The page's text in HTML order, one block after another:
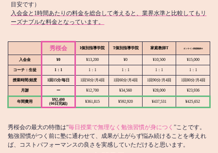
目安です）
入会金と1時間あたりの料金を総合して考えると、業界水準と比較してもリ
ーズナブルな料金となっています。
秀桜会 I個別指導学院 T個別指導学院 家庭教師T オンライン家庭教師M
入会金 ¥0 ¥13,200 ¥0 ¥10,500 ¥15,000
コーチ：生徒 1：1 1：1 1：1 1：1 1：1
授業時間/頻度 1回15分/毎日 1回50分/月4回 1回60分/月4回 1回90分/月4回 1回80分/月4回
月謝 ー ¥12,700 ¥34,560 ¥28,000 ¥23,936
年間費用
¥92,400
(66日完結)
¥361,815 ¥592,920 ¥437,531 ¥425,652
秀桜会の最大の特徴は“毎日授業で無理なく勉強習慣が身につく ”ことです。
勉強習慣がつく前に塾に通わせて、成果が上がらず悩み続けることを考えれ
ば、コストパフォーマンスの良さを実感していただけると思います。